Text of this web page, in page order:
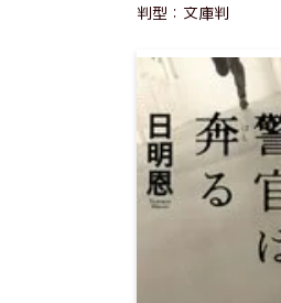
判型：文庫判